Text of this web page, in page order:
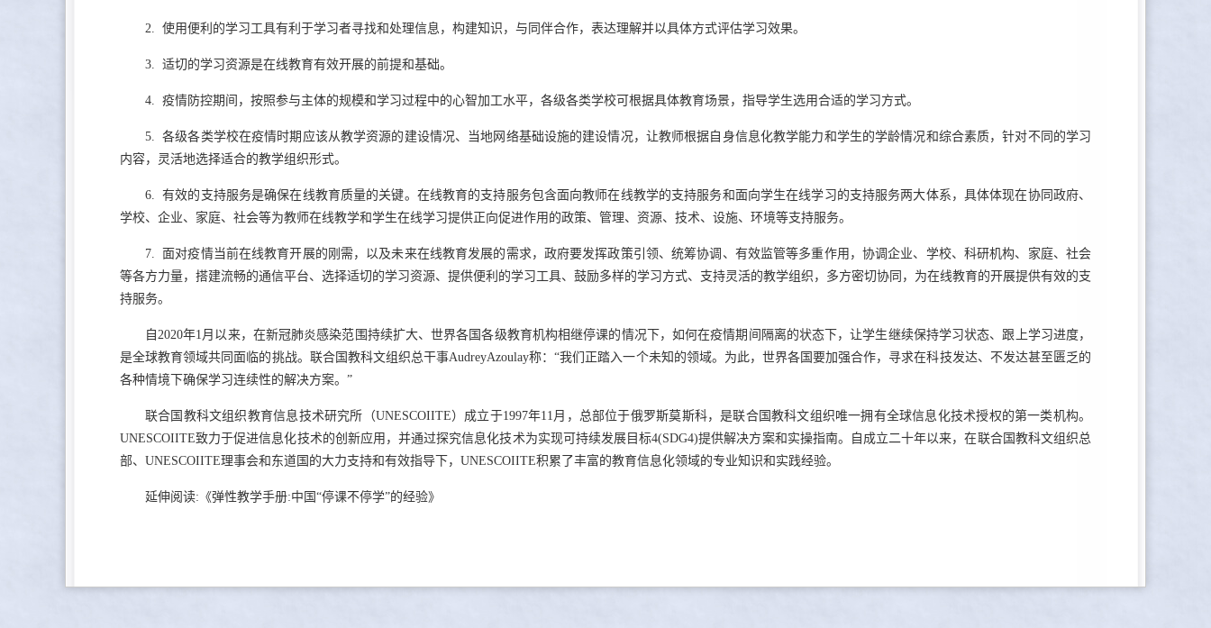
2. 使用便利的学习工具有利于学习者寻找和处理信息，构建知识，与同伴合作，表达理解并以具体方式评估学习效果。
3. 适切的学习资源是在线教育有效开展的前提和基础。
4. 疫情防控期间，按照参与主体的规模和学习过程中的心智加工水平，各级各类学校可根据具体教育场景，指导学生选用合适的学习方式。
5. 各级各类学校在疫情时期应该从教学资源的建设情况、当地网络基础设施的建设情况，让教师根据自身信息化教学能力和学生的学龄情况和综合素质，针对不同的学习
内容，灵活地选择适合的教学组织形式。
6. 有效的支持服务是确保在线教育质量的关键。在线教育的支持服务包含面向教师在线教学的支持服务和面向学生在线学习的支持服务两大体系，具体体现在协同政府、
学校、企业、家庭、社会等为教师在线教学和学生在线学习提供正向促进作用的政策、管理、资源、技术、设施、环境等支持服务。
7. 面对疫情当前在线教育开展的刚需，以及未来在线教育发展的需求，政府要发挥政策引领、统筹协调、有效监管等多重作用，协调企业、学校、科研机构、家庭、社会
等各方力量，搭建流畅的通信平台、选择适切的学习资源、提供便利的学习工具、鼓励多样的学习方式、支持灵活的教学组织，多方密切协同，为在线教育的开展提供有效的支
持服务。
自2020年1月以来，在新冠肺炎感染范围持续扩大、世界各国各级教育机构相继停课的情况下，如何在疫情期间隔离的状态下，让学生继续保持学习状态、跟上学习进度，
是全球教育领域共同面临的挑战。联合国教科文组织总干事AudreyAzoulay称：“我们正踏入一个未知的领域。为此，世界各国要加强合作，寻求在科技发达、不发达甚至匮乏的
各种情境下确保学习连续性的解决方案。”
联合国教科文组织教育信息技术研究所（UNESCOIITE）成立于1997年11月，总部位于俄罗斯莫斯科，是联合国教科文组织唯一拥有全球信息化技术授权的第一类机构。
UNESCOIITE致力于促进信息化技术的创新应用，并通过探究信息化技术为实现可持续发展目标4(SDG4)提供解决方案和实操指南。自成立二十年以来，在联合国教科文组织总
部、UNESCOIITE理事会和东道国的大力支持和有效指导下，UNESCOIITE积累了丰富的教育信息化领域的专业知识和实践经验。
延伸阅读: 《弹性教学手册:中国“停课不停学”的经验》